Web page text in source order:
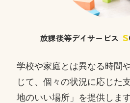
放課後等デイサービス s
学校や家庭とは異なる時間
じて、個々の状況に応じた
地のいい場所」を提供します